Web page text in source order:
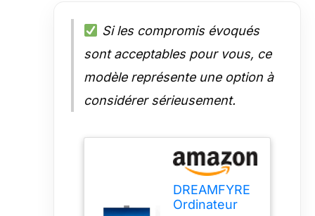
Si les compromis évoqués
sont acceptables pour vous, ce
modèle représente une option à
considérer sérieusement.
DREAMFYRE
Ordinateur